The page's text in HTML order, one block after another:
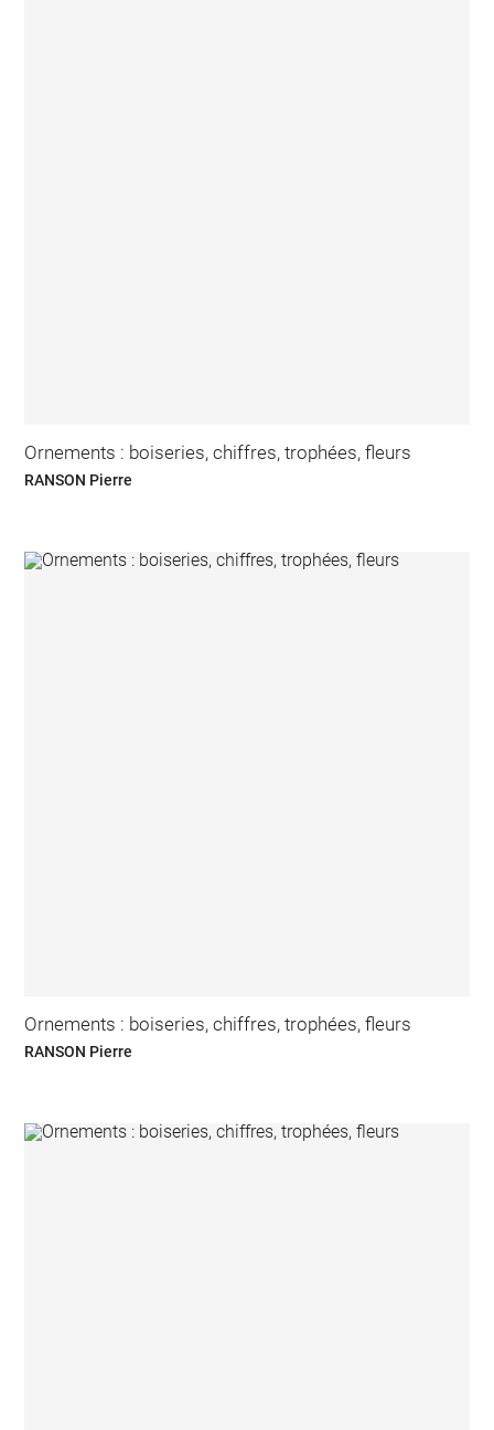
Ornements : boiseries, chiffres, trophées, fleurs
RANSON Pierre
Ornements : boiseries, chiffres, trophées, fleurs
RANSON Pierre